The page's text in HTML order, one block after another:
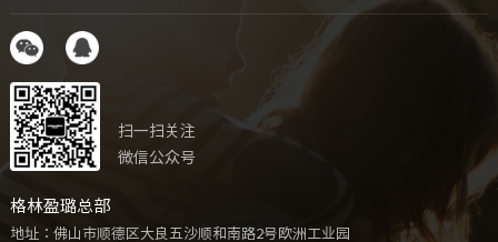
扫一扫关注
微信公众号
格林盈璐总部
地址：佛山市顺德区大良五沙顺和南路2号欧洲工业园